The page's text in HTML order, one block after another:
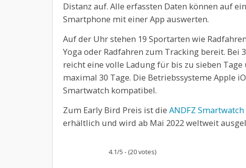
Distanz auf. Alle erfassten Daten können auf
Smartphone mit einer App auswerten.
Auf der Uhr stehen 19 Sportarten wie
Yoga oder Radfahren zum Tracking bereit.
reicht eine volle Ladung für bis zu sieben
maximal 30 Tage. Die Betriebssysteme Apple
Smartwatch kompatibel.
Zum Early Bird Preis ist die ANDFZ Smartwatch
erhältlich und wird ab Mai 2022 weltweit
4.1/5 - (20 votes)